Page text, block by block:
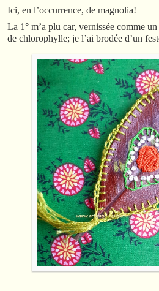
Ici, en l’occurrence, de magnolia!
La 1° m’a plu car, vernissée comme
de chlorophylle; je l’ai brodée d’un